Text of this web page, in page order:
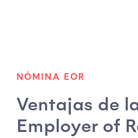
NÓMINA EOR
Ventajas de
Employer of